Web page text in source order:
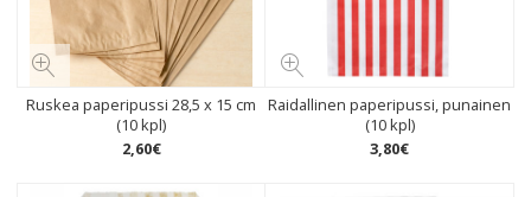
Ruskea paperipussi 28,5 x 15 cm
(10 kpl)
2,60€
Raidallinen paperipussi, punainen
(10 kpl)
3,80€